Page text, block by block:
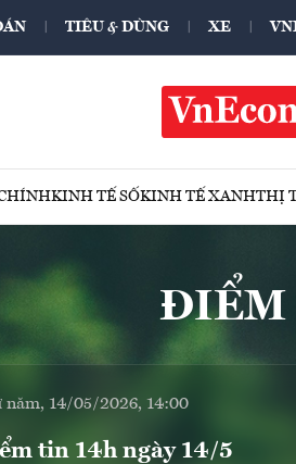
TIÊU & DÙNG XE
KINH TẾ SỐKINH TẾ XANHTHỊ
ĐIỂM
năm, 14/05/2026, 14:00
tin 14h ngày 14/5